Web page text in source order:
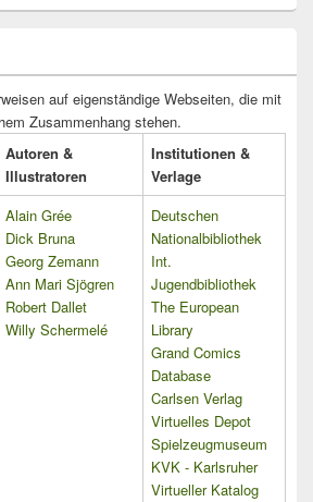
auf eigenständige Webseiten, die mit
Zusammenhang stehen.
Autoren &
Illustratoren
Institutionen &
Verlage
Alain Grée
Dick Bruna
Georg Zemann
Ann Mari Sjögren
Robert Dallet
Willy Schermelé
Deutschen
Nationalbibliothek
Int.
Jugendbibliothek
The European
Library
Grand Comics
Database
Carlsen Verlag
Virtuelles Depot
Spielzeugmuseum
KVK - Karlsruher
Virtueller Katalog